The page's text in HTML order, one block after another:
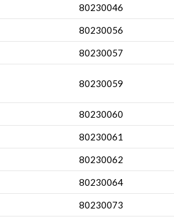
80230046
80230056
80230057
80230059
80230060
80230061
80230062
80230064
80230073